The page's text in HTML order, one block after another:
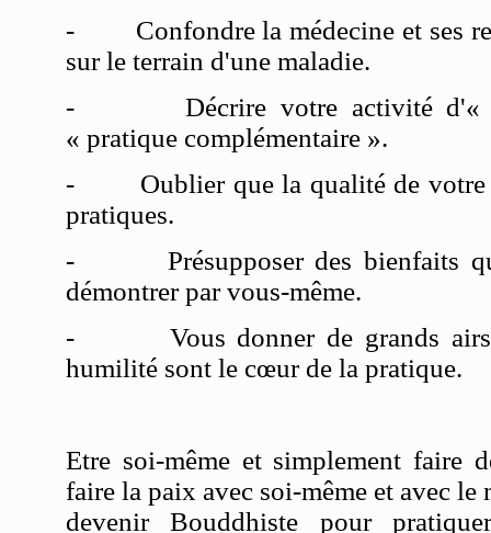
-
Confondre la médecine et ses
sur le terrain d'une maladie.
-
Décrire votre activité
« pratique complémentaire ».
-
Oublier que la qualité de
pratiques.
-
Présupposer des bienfaits
démontrer par vous-même.
-
Vous donner de grands
humilité sont le cœur de la pratique.
Etre soi-même et simplement faire
faire la paix avec soi-même et avec le
devenir Bouddhiste pour